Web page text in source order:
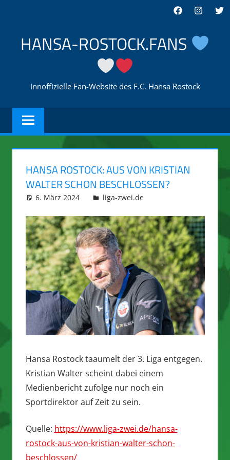
springen
Facebook
HANSA-ROSTOCK.FANS
Innoffizielle Fan-Website des F.C. Hansa Rostock
HANSA ROSTOCK: AUS VON KRISTIAN
WALTER SCHON BESCHLOSSEN?
6. März 2024 integromat
liga-zwei.de
Hansa Rostock taaumelt der 3. Liga entgegen.
Kristian Walter scheint dabei einem
Medienbericht zufolge nur noch ein
Sportdirektor auf Zeit zu sein.
Quelle: https://www.liga-zwei.de/hansa-
rostock-aus-von-kristian-walter-schon-
beschlossen/